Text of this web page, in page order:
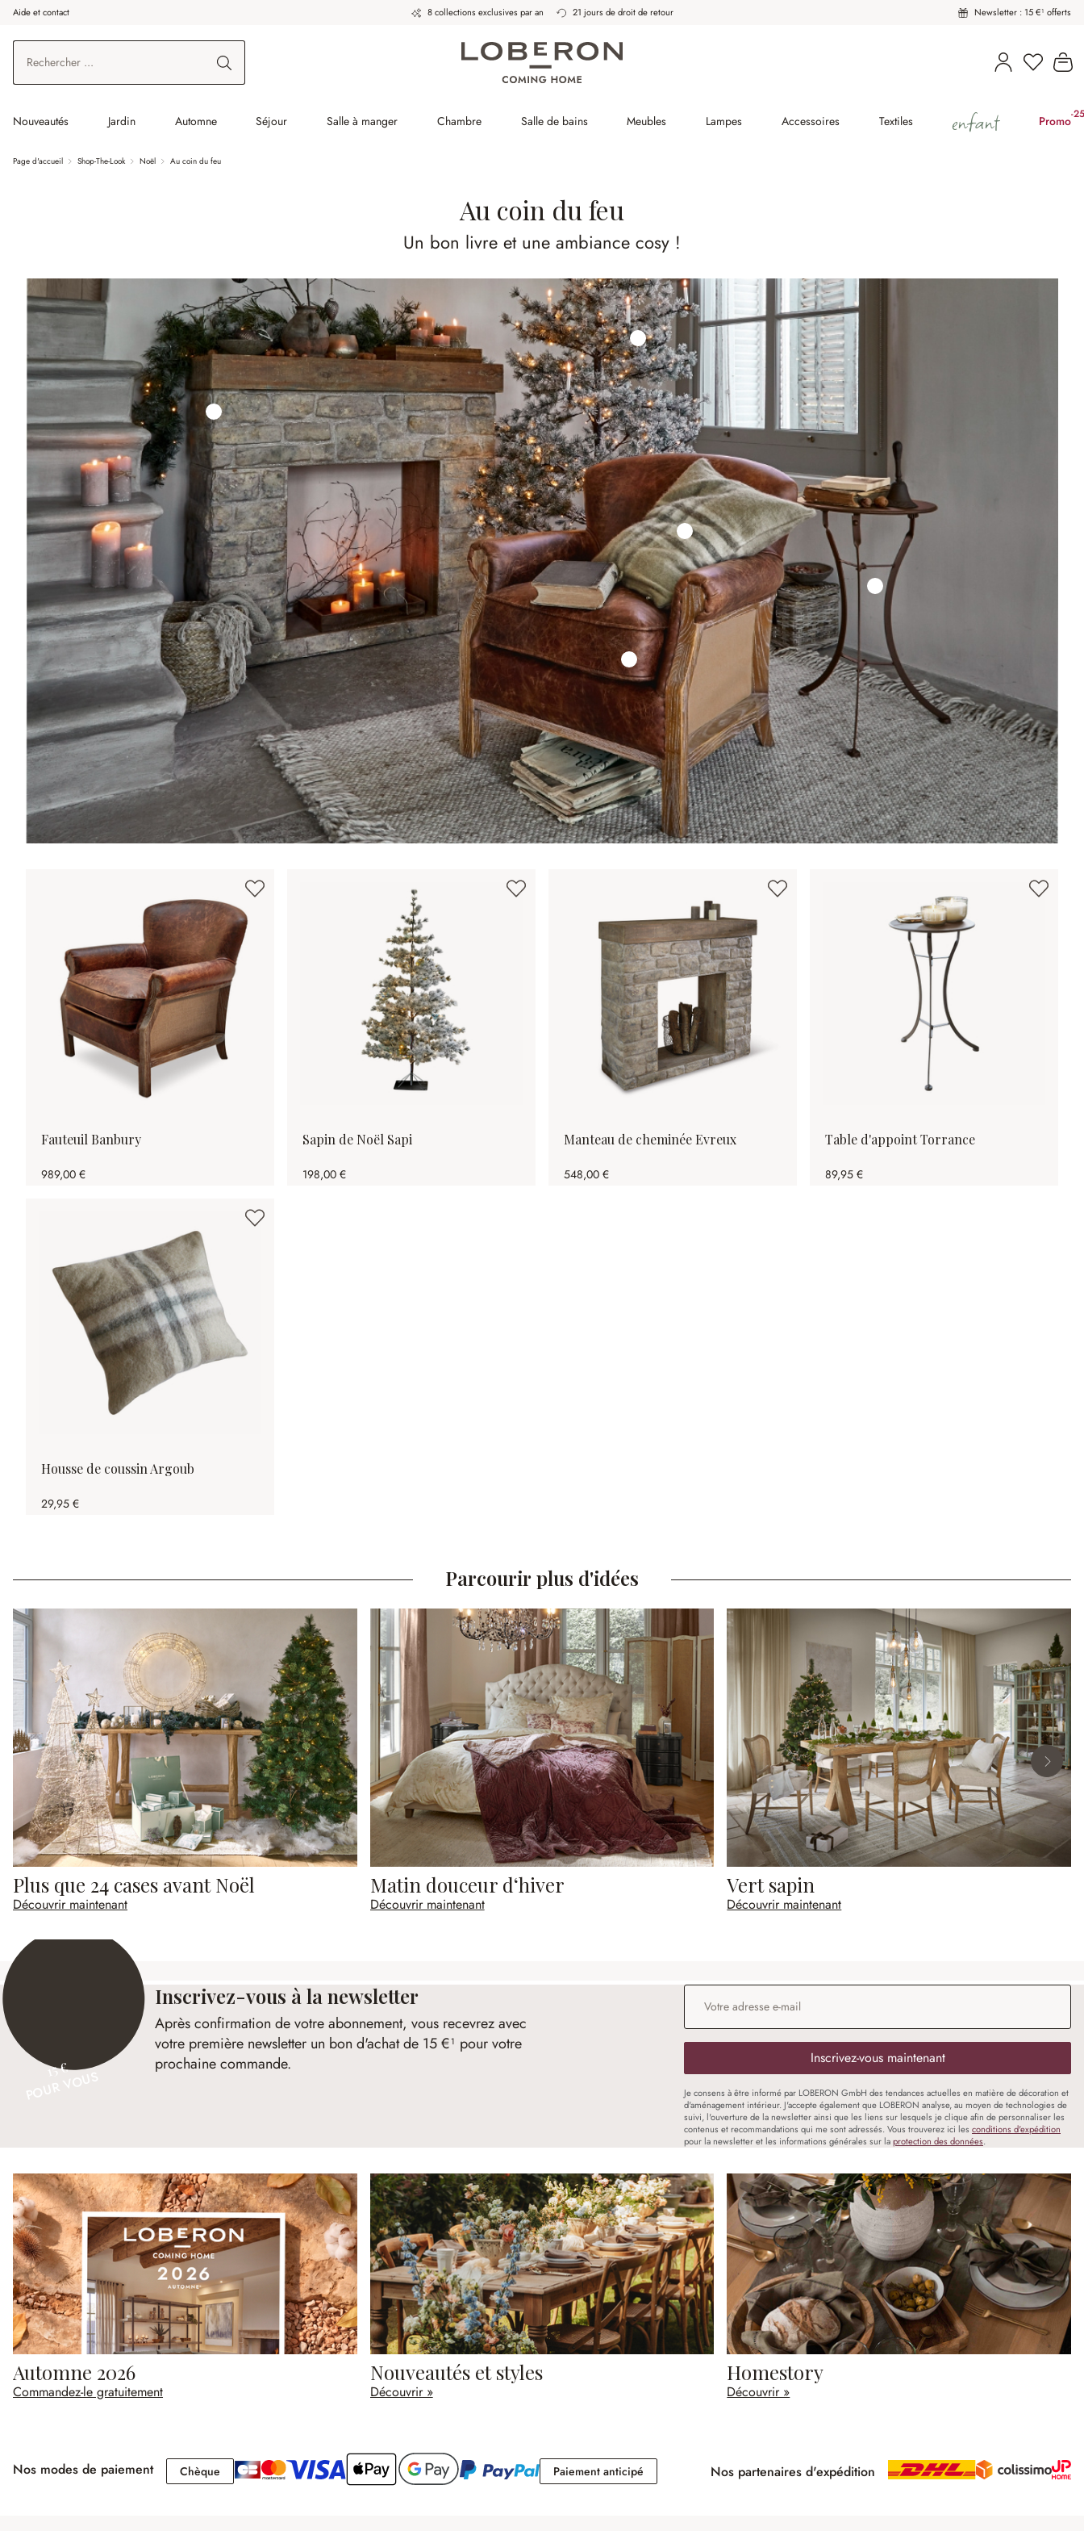
au contenu principal
Aller à la recherche
Aller à la navigation principale
Aide et contact 8 collections exclusives par an 21 jours de droit de retour Newsletter : 15 €¹ offerts
Vous
Nouveautés Jardin Automne Séjour Salle à manger Chambre Salle de bains Meubles Lampes Accessoires Textiles enfant Promo-
Page d'accueil Shop-The-Look Noël Au coin du feu
Au coin du feu
Un bon livre et une ambiance cosy !
Fauteuil Banbury
989,00 €
Sapin de Noël Sapi
198,00 €
Manteau de cheminée Evreux
548,00 €
Table d'appoint Torrance
89,95 €
Housse de coussin Argoub
29,95 €
Parcourir plus d'idées
Plus que 24 cases avant Noël
Découvrir maintenant
Matin douceur d‘hiver
Découvrir maintenant
Vert sapin
Découvrir maintenant
15 €
Inscrivez-vous à la newsletter
Après confirmation de votre abonnement, vous recevrez avec
votre première newsletter un bon d'achat de 15 €¹ pour votre
prochaine commande.
Adresse e-mail
Inscrivez-vous maintenant
Je consens à être informé par LOBERON GmbH des tendances actuelles en matière de décoration et
d'aménagement intérieur. J'accepte également que LOBERON analyse, au moyen de technologies de
suivi, l'ouverture de la newsletter ainsi que les liens sur lesquels je clique afin de personnaliser les
contenus et recommandations qui me sont adressés. Vous trouverez ici les conditions d'expédition
pour la newsletter et les informations générales sur laprotection des données.
Automne 2026
Commandez-le gratuitement
Nouveautés et styles
Découvrir »
Homestory
Découvrir »
Nos modes de paiement Chèque Chèque Paiement anticipéPaiement anticipéNos partenaires d'expédition